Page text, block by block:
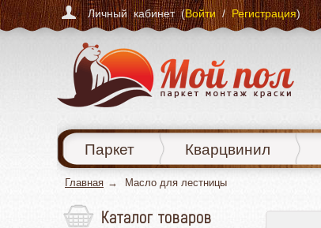
Личный кабинет (Войти/Регистрация)
Паркет Кварцвинил
Главная Масло для лестницы
Каталог товаров